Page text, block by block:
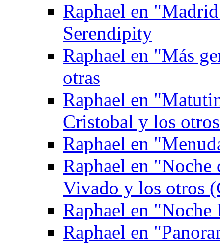
Raphael en
Serendipity
Raphael en "Más
otras
Raphael en
Cristobal y los
Raphael en
Raphael en
Vivado y los otros
Raphael en "Noche
Raphael en